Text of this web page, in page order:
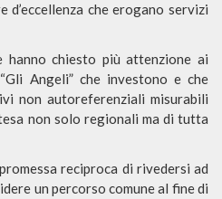
che erogano servizi
hanno chiesto più attenzione ai
Angeli” che investono e che
non autoreferenziali misurabili
non solo regionali ma di tutta
reciproca di rivedersi ad
un percorso comune al fine di